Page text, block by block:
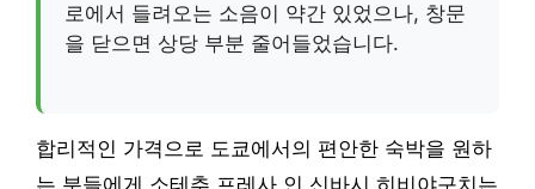
로에서 들려오는 소음이 약간 있었으나, 창문
을 닫으면 상당 부분 줄어들었습니다.
합리적인 가격으로 도쿄에서의 편안한 숙박을 원하